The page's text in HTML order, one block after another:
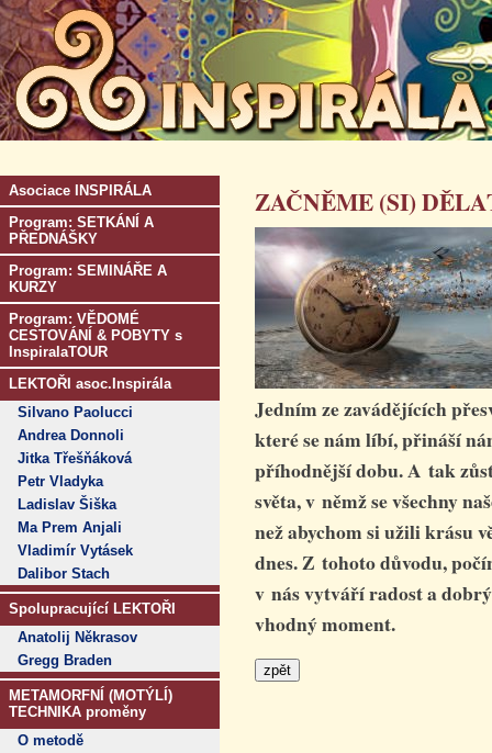
Asociace INSPIRÁLA
Program: SETKÁNÍ A
PŘEDNÁŠKY
Program: SEMINÁŘE A
KURZY
Program: VĚDOMÉ
CESTOVÁNÍ & POBYTY s
InspiralaTOUR
LEKTOŘI asoc.Inspirála
Silvano Paolucci
Andrea Donnoli
Jitka Třešňáková
Petr Vladyka
Ladislav Šiška
Ma Prem Anjali
Vladimír Vytásek
Dalibor Stach
Spolupracující LEKTOŘI
Anatolij Někrasov
Gregg Braden
METAMORFNÍ (MOTÝLÍ)
TECHNIKA proměny
O metodě
ZAČNĚME (SI)
Jedním ze zavádějících
které se nám líbí, přináší
příhodnější dobu. A tak
světa, v němž se všechny
než abychom si užili krásu
dnes. Z tohoto důvodu,
v nás vytváří radost a
vhodný moment.